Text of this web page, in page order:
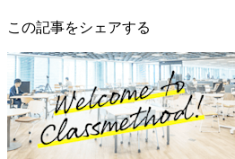
この記事をシェアする